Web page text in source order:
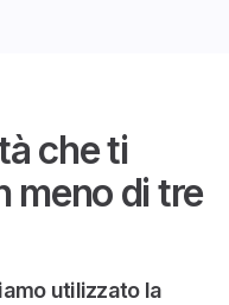
che ti
meno di tre
utilizzato la